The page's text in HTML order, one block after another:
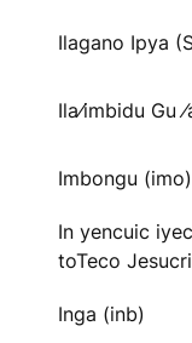
Ilagano Ipya
Ila⁄imbidu Gu
Imbongu (imo)
In yencuic
toTeco
Inga (inb)